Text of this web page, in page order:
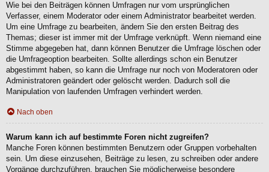
Wie bei den Beiträgen können Umfragen nur vom ursprünglichen
Verfasser, einem Moderator oder einem Administrator bearbeitet werden.
Um eine Umfrage zu bearbeiten, ändern Sie den ersten Beitrag des
Themas; dieser ist immer mit der Umfrage verknüpft. Wenn niemand eine
Stimme abgegeben hat, dann können Benutzer die Umfrage löschen oder
die Umfrageoption bearbeiten. Sollte allerdings schon ein Benutzer
abgestimmt haben, so kann die Umfrage nur noch von Moderatoren oder
Administratoren geändert oder gelöscht werden. Dadurch soll die
Manipulation von laufenden Umfragen verhindert werden.
Nach oben
Warum kann ich auf bestimmte Foren nicht zugreifen?
Manche Foren können bestimmten Benutzern oder Gruppen vorbehalten
sein. Um diese einzusehen, Beiträge zu lesen, zu schreiben oder andere
Vorgänge durchzuführen, brauchen Sie möglicherweise besondere